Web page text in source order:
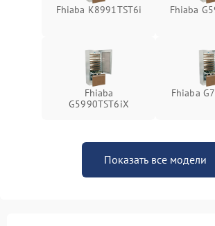
Fhiaba K8991TST6i Fhiaba
Fhiaba
G5990TST6iX
Fhiaba
Показать все модели